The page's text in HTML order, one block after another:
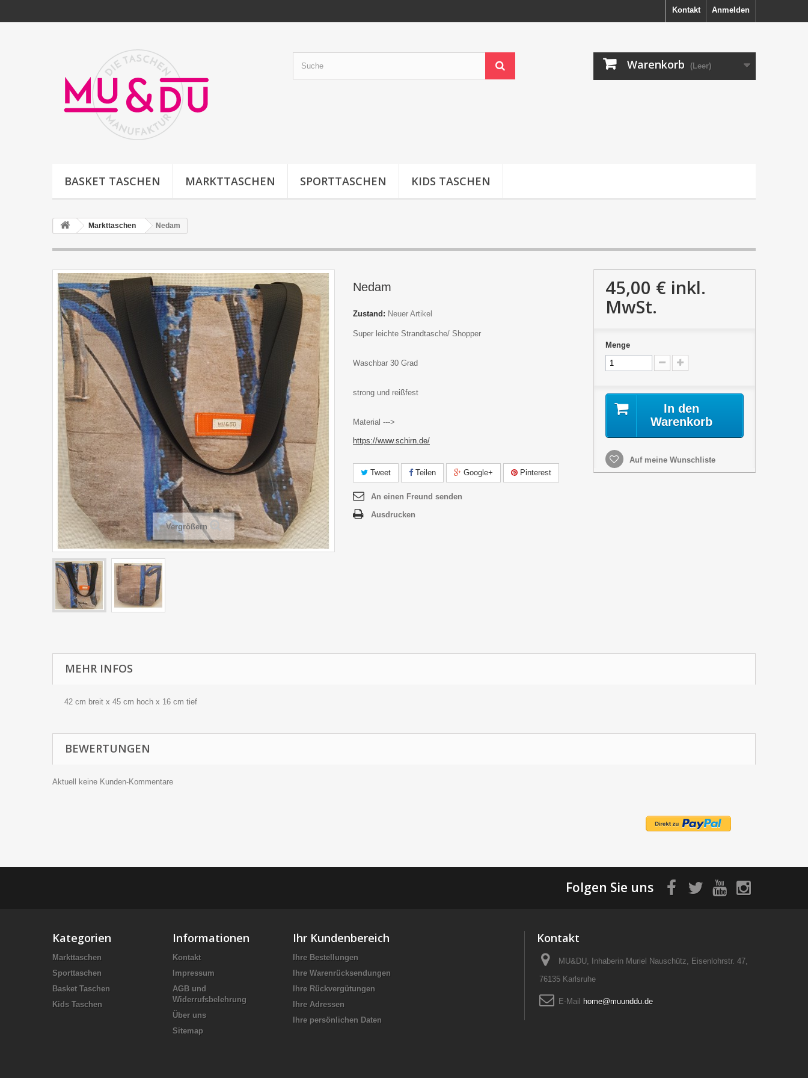
Anmelden
Kontakt
Warenkorb (Leer)
BASKET TASCHEN MARKTTASCHEN SPORTTASCHEN KIDS TASCHEN
Markttaschen Nedam
Vergrößern
Nedam
Zustand: Neuer Artikel
Super leichte Strandtasche/ Shopper
Waschbar 30 Grad
strong und reißfest
Material --->
https://www.schirn.de/
Tweet Teilen Google+ Pinterest
An einen Freund senden
Ausdrucken
45,00 € inkl.
MwSt.
Menge
In den
Warenkorb
Auf meine Wunschliste
MEHR INFOS
42 cm breit x 45 cm hoch x 16 cm tief
BEWERTUNGEN
Aktuell keine Kunden-Kommentare
Folgen Sie uns
Kategorien
Markttaschen
Sporttaschen
Basket Taschen
Kids Taschen
Informationen
Kontakt
Impressum
AGB und
Widerrufsbelehrung
Über uns
Sitemap
Ihr Kundenbereich
Ihre Bestellungen
Ihre Warenrücksendungen
Ihre Rückvergütungen
Ihre Adressen
Ihre persönlichen Daten
Kontakt
MU&DU, Inhaberin Muriel Nauschütz, Eisenlohrstr. 47,
76135 Karlsruhe
E-Mail home@muunddu.de